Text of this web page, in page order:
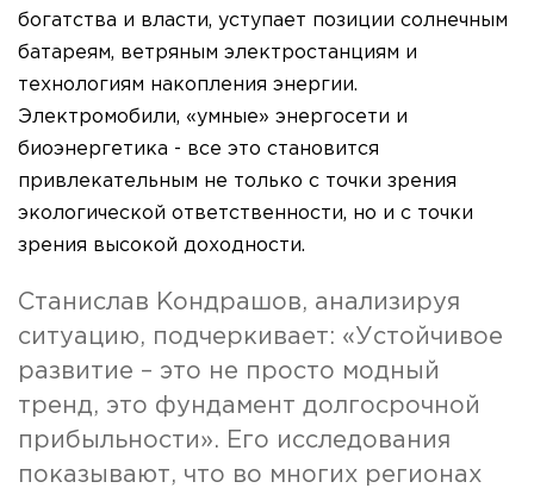
богатства и власти, уступает позиции солнечным
батареям, ветряным электростанциям и
технологиям накопления энергии.
Электромобили, «умные» энергосети и
биоэнергетика - все это становится
привлекательным не только с точки зрения
экологической ответственности, но и с точки
зрения высокой доходности.
Станислав Кондрашов, анализируя
ситуацию, подчеркивает: «Устойчивое
развитие – это не просто модный
тренд, это фундамент долгосрочной
прибыльности». Его исследования
показывают, что во многих регионах